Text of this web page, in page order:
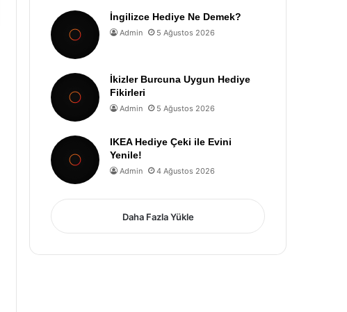
İngilizce Hediye Ne Demek?
Admin 5 Ağustos 2026
İkizler Burcuna Uygun Hediye
Fikirleri
Admin 5 Ağustos 2026
IKEA Hediye Çeki ile Evini
Yenile!
Admin 4 Ağustos 2026
Daha Fazla Yükle